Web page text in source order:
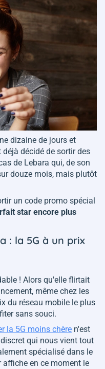
dizaine de jours et
décidé de sortir des
de Lebara qui, de son
douze mois, mais plutôt
un code promo spécial
star encore plus
: la 5G à un prix
! Alors qu'elle flirtait
même chez les
du réseau mobile le plus
sans souci.
la 5G moins chère n'est
qui nous vient tout
spécialisé dans le
affiche en ce moment le